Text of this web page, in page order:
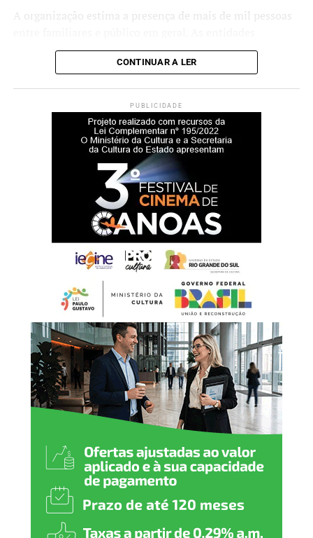
A organização estima a presença de mais de mil pessoas
esportivas com as maiores pontuações ao final da
competição receberão troféus.
Oliveira, afirma que a realização do campeonato faz parte
das ações voltadas ao desenvolvimento esportivo no
“Desenvolvemos um
trabalho contínuo ao longo
da semana com as atletas
que atualmente integram a
elite esportiva e competem
em nível estadual. É uma
grande satisfação sediar
este campeonato e
consolidar Canoas como
uma verdadeira referência
no esporte”, destaca o
secretário municipal de
Esporte e Lazer, Luciano de
Oliveira.
CONTINUAR A LER
PUBLICIDADE